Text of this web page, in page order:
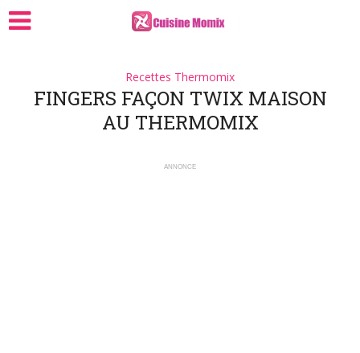
Recettes Thermomix
FINGERS FAÇON TWIX MAISON
AU THERMOMIX
ANNONCE